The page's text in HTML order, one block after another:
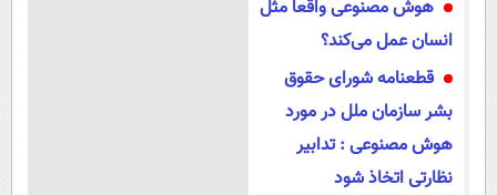
هوش مصنوعی واقعاً مثل
انسان عمل می‌کند؟
قطعنامه شورای حقوق
بشر سازمان ملل در مورد
هوش مصنوعی : تدابیر
نظارتی اتخاذ شود